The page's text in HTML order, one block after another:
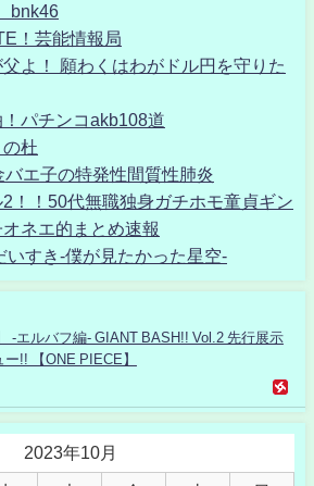
bnk46
！芸能情報局
よ！ 願わくはわがドル円を守りた
パチンコakb108道
杜
エ子の特発性間質性肺炎
！！50代無職独身ガチホモ童貞ギン
ネエ的まとめ速報
いすき-僕が見たかった星空-
-エルバフ編- GIANT BASH!! Vol.2 先行展示
!! 【ONE PIECE】
2023年10月